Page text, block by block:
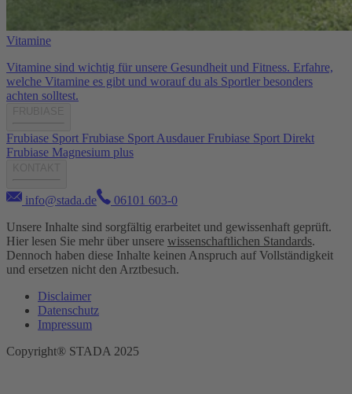
Vitamine
Vitamine sind wichtig für unsere Gesundheit und Fitness. Erfahre,
welche Vitamine es gibt und worauf du als Sportler besonders
achten solltest.
Frubiase Sport Frubiase Sport Ausdauer Frubiase Sport Direkt
Frubiase Magnesium plus
info@stada.de
06101 603-0
Unsere Inhalte sind sorgfältig erarbeitet und gewissenhaft geprüft.
Hier lesen Sie mehr über unsere wissenschaftlichen Standards.
Dennoch haben diese Inhalte keinen Anspruch auf Vollständigkeit
und ersetzen nicht den Arztbesuch.
Disclaimer
Datenschutz
Impressum
Copyright® STADA 2025